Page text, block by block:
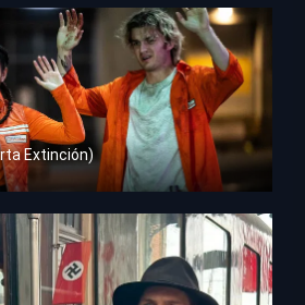
Extinción)